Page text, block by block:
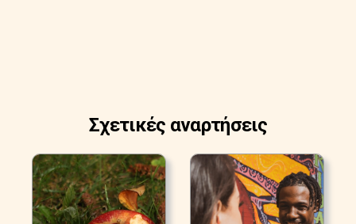
Σχετικές αναρτήσεις